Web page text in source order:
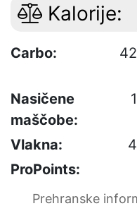
Kalorije:
Carbo:
Nasičene
maščobe:
Vlakna:
ProPoints:
Prehranske